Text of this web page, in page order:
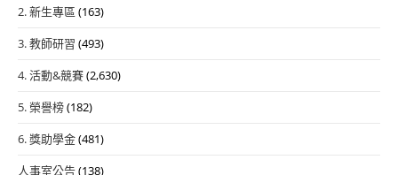
2. 新生專區 (163)
3. 教師研習 (493)
4. 活動&競賽(2,630)
5. 榮譽榜(182)
6. 獎助學金(481)
人事室公告(138)